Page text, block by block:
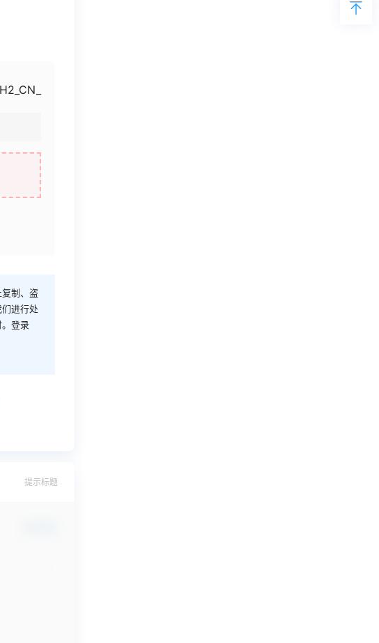
制、盗
进行处
登录
提示标题